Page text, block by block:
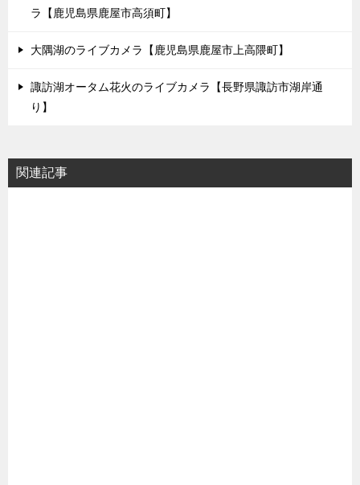
ラ【鹿児島県鹿屋市高須町】
大隅湖のライブカメラ【鹿児島県鹿屋市上高隈町】
諏訪湖オータム花火のライブカメラ【長野県諏訪市湖岸通
り】
関連記事